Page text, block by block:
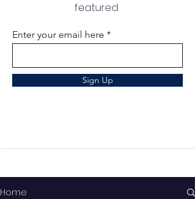
featured
Enter your email here
Sign Up
Home